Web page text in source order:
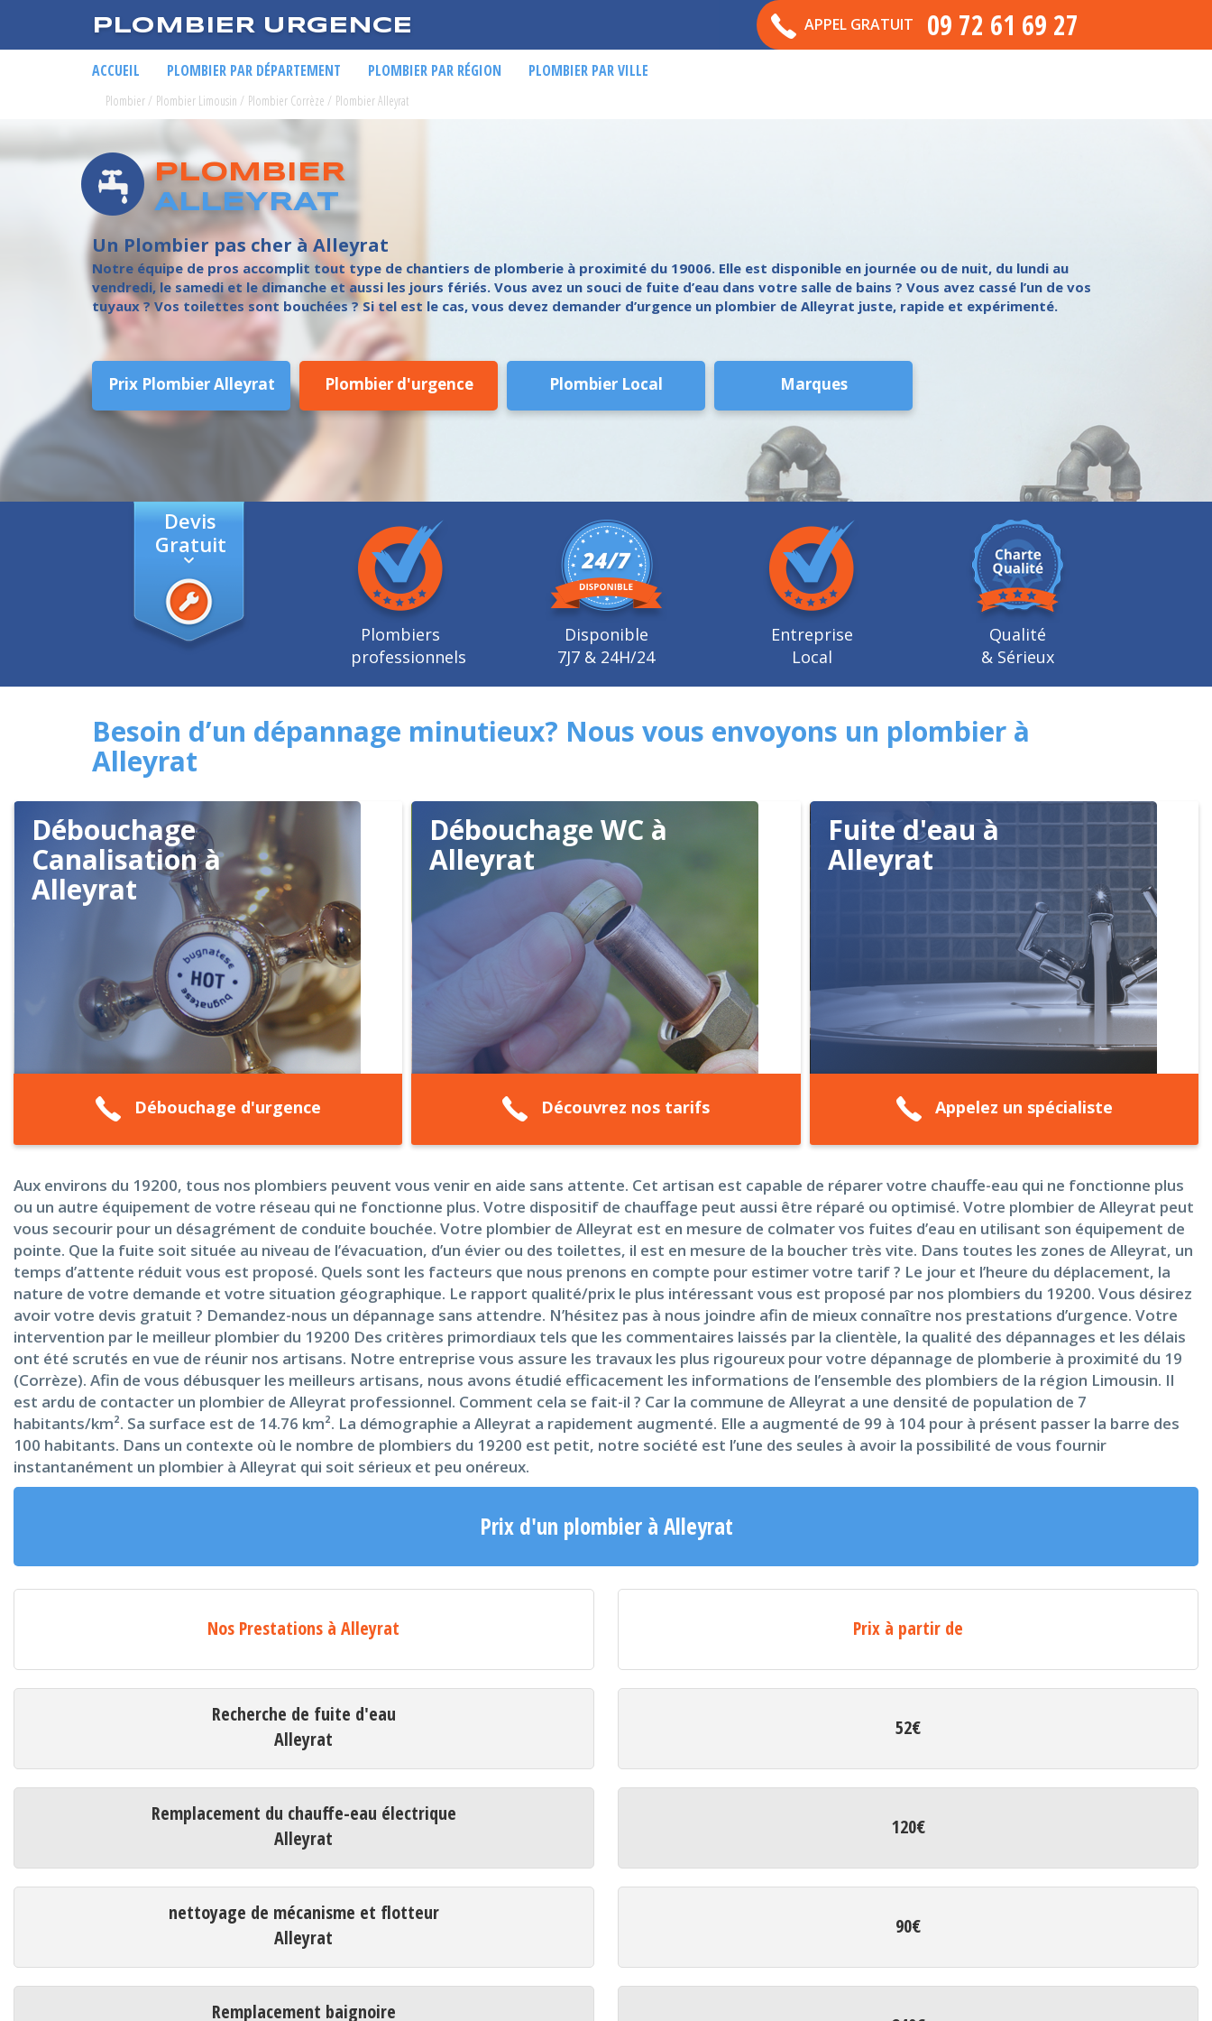
PLOMBIER URGENCE APPEL GRATUIT 09 72 61 69 27
ACCUEIL PLOMBIER PAR DÉPARTEMENT PLOMBIER PAR RÉGION PLOMBIER PAR VILLE
Plombier/ Plombier Limousin / Plombier Corrèze / Plombier Alleyrat
PLOMBIER
ALLEYRAT
Un Plombier pas cher à Alleyrat
Notre équipe de pros accomplit tout type de chantiers de plomberie à proximité du 19006. Elle est disponible en journée ou de nuit, du lundi au
vendredi, le samedi et le dimanche et aussi les jours fériés. Vous avez un souci de fuite d’eau dans votre salle de bains ? Vous avez cassé l’un de vos
tuyaux ? Vos toilettes sont bouchées ? Si tel est le cas, vous devez demander d’urgence un plombier de Alleyrat juste, rapide et expérimenté.
Prix Plombier Alleyrat Plombier d'urgence Plombier Local Marques
Devis
Gratuit
Plombiers
professionnels
Disponible
7J7 & 24H/24
Entreprise
Local
Qualité
& Sérieux
Besoin d’un dépannage minutieux? Nous vous envoyons un plombier à
Alleyrat
Débouchage
Canalisation à
Alleyrat
Débouchage d'urgence
Débouchage WC à
Alleyrat
Découvrez nos tarifs
Fuite d'eau à
Alleyrat
Appelez un spécialiste
Aux environs du 19200, tous nos plombiers peuvent vous venir en aide sans attente. Cet artisan est capable de réparer votre chauffe-eau qui ne fonctionne plus
ou un autre équipement de votre réseau qui ne fonctionne plus. Votre dispositif de chauffage peut aussi être réparé ou optimisé. Votre plombier de Alleyrat peut
vous secourir pour un désagrément de conduite bouchée. Votre plombier de Alleyrat est en mesure de colmater vos fuites d’eau en utilisant son équipement de
pointe. Que la fuite soit située au niveau de l’évacuation, d’un évier ou des toilettes, il est en mesure de la boucher très vite. Dans toutes les zones de Alleyrat, un
temps d’attente réduit vous est proposé. Quels sont les facteurs que nous prenons en compte pour estimer votre tarif ? Le jour et l’heure du déplacement, la
nature de votre demande et votre situation géographique. Le rapport qualité/prix le plus intéressant vous est proposé par nos plombiers du 19200. Vous désirez
avoir votre devis gratuit ? Demandez-nous un dépannage sans attendre. N’hésitez pas à nous joindre afin de mieux connaître nos prestations d’urgence. Votre
intervention par le meilleur plombier du 19200 Des critères primordiaux tels que les commentaires laissés par la clientèle, la qualité des dépannages et les délais
ont été scrutés en vue de réunir nos artisans. Notre entreprise vous assure les travaux les plus rigoureux pour votre dépannage de plomberie à proximité du 19
(Corrèze). Afin de vous débusquer les meilleurs artisans, nous avons étudié efficacement les informations de l’ensemble des plombiers de la région Limousin. Il
est ardu de contacter un plombier de Alleyrat professionnel. Comment cela se fait-il ? Car la commune de Alleyrat a une densité de population de 7
habitants/km². Sa surface est de 14.76 km². La démographie a Alleyrat a rapidement augmenté. Elle a augmenté de 99 à 104 pour à présent passer la barre des
100 habitants. Dans un contexte où le nombre de plombiers du 19200 est petit, notre société est l’une des seules à avoir la possibilité de vous fournir
instantanément un plombier à Alleyrat qui soit sérieux et peu onéreux.
Prix d'un plombier à Alleyrat
Nos Prestations à Alleyrat Prix à partir de
Recherche de fuite d'eau
Alleyrat
52€
Remplacement du chauffe-eau électrique
Alleyrat
120€
nettoyage de mécanisme et flotteur
Alleyrat
90€
Remplacement baignoire